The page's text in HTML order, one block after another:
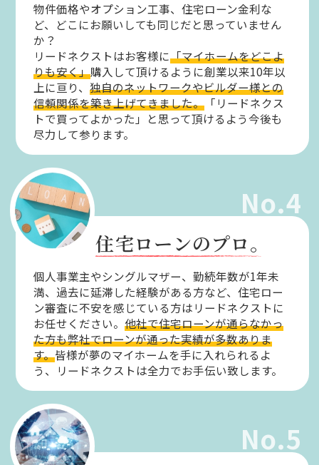
物件価格やオプション工事、住宅ローン金利な
ど、どこにお願いしても同じだと思っていません
か？
リードネクストはお客様に「マイホームをどこよ
りも安く」購入して頂けるように創業以来10年以
上に亘り、独自のネットワークやビルダー様との
信頼関係を築き上げてきました。 「リードネクス
トで買ってよかった」と思って頂けるよう今後も
尽力して参ります。
No.4
住宅ローンのプロ。
個人事業主やシングルマザー、勤続年数が1年未
満、過去に延滞した経験がある方など、住宅ロー
ン審査に不安を感じている方はリードネクストに
お任せください。他社で住宅ローンが通らなかっ
た方も弊社でローンが通った実績が多数ありま
す。皆様が夢のマイホームを手に入れられるよ
う、リードネクストは全力でお手伝い致します。
No.5